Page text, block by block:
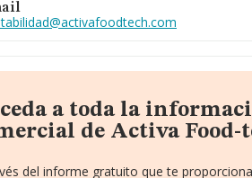
a toda la
de Activa Food-
del informe gratuito que te